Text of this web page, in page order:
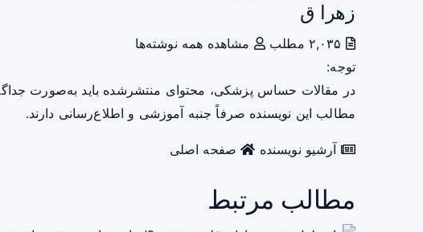
زهرا ق
مشاهده همه نوشته‌ها
توجه:
در مقالات حساس پزشکی، محتوای منتشرشده باید به‌صورت
مطالب این نویسنده صرفاً جنبه آموزشی و اطلاع‌رسانی دارند.
آرشیو نویسنده صفحه اصلی
مطالب مرتبط